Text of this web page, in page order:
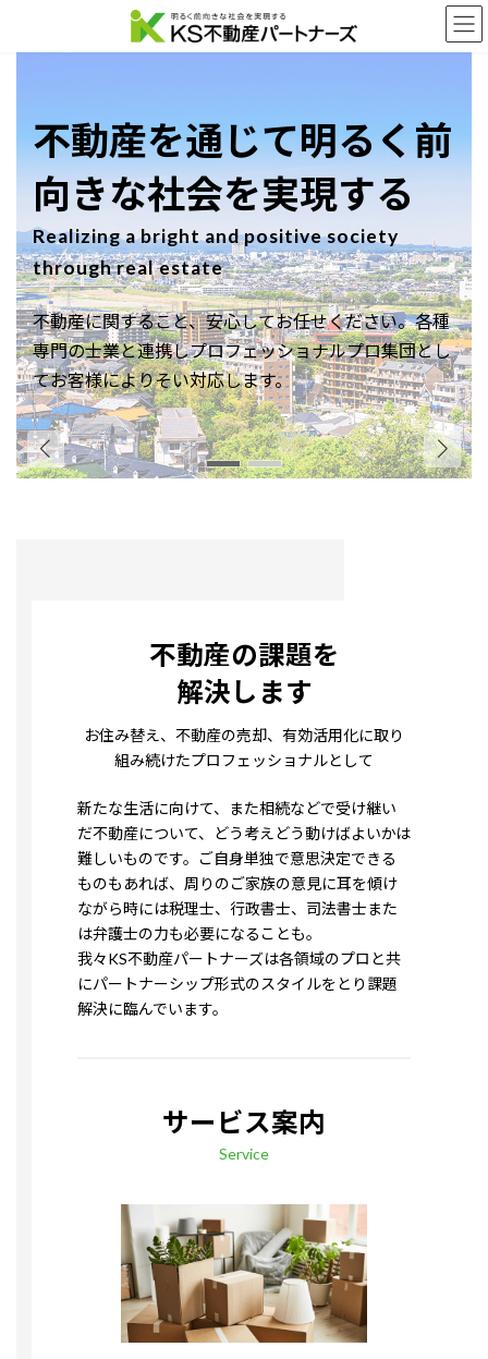
不動産を通じて明るく前
向きな社会を実現する
Realizing a bright and positive society
through real estate
不動産に関すること、安心してお任せください。各種
専門の士業と連携しプロフェッショナルプロ集団とし
てお客様によりそい対応します。
不動産の課題を
解決します
お住み替え、不動産の売却、有効活用化に取り
組み続けたプロフェッショナルとして
新たな生活に向けて、また相続などで受け継い
だ不動産について、どう考えどう動けばよいかは
難しいものです。ご自身単独で意思決定できる
ものもあれば、周りのご家族の意見に耳を傾け
ながら時には税理士、行政書士、司法書士また
は弁護士の力も必要になることも。
我々KS不動産パートナーズは各領域のプロと共
にパートナーシップ形式のスタイルをとり課題
解決に臨んでいます。
サービス案内
Service